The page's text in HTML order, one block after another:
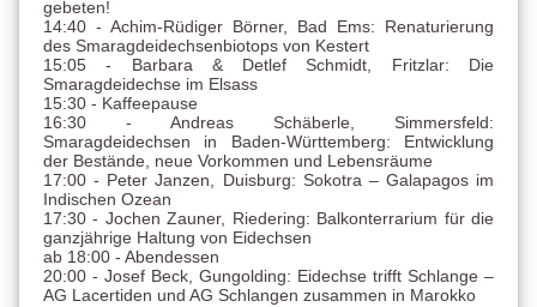
gebeten!
14:40 - Achim-Rüdiger Börner, Bad Ems: Renaturierung
des Smaragdeidechsenbiotops von Kestert
15:05 - Barbara & Detlef Schmidt, Fritzlar: Die
Smaragdeidechse im Elsass
15:30 - Kaffeepause
16:30 - Andreas Schäberle, Simmersfeld:
Smaragdeidechsen in Baden-Württemberg: Entwicklung
der Bestände, neue Vorkommen und Lebensräume
17:00 - Peter Janzen, Duisburg: Sokotra – Galapagos im
Indischen Ozean
17:30 - Jochen Zauner, Riedering: Balkonterrarium für die
ganzjährige Haltung von Eidechsen
ab 18:00 - Abendessen
20:00 - Josef Beck, Gungolding: Eidechse trifft Schlange –
AG Lacertiden und AG Schlangen zusammen in Marokko